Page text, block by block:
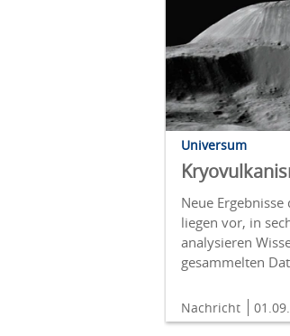
Universum
Neue
liegen vor, in
analysieren
gesammelten
Nachricht